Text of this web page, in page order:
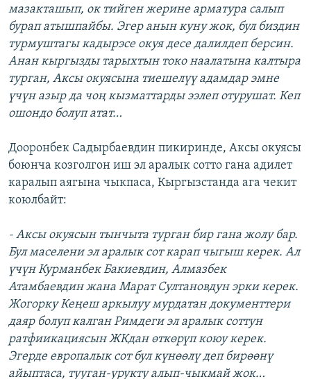
мазакташып, ок тийген жерине арматура салып
бурап атышпайбы. Эгер анын куну жок, бул биздин
турмуштагы кадырэсе окуя десе далилдеп берсин.
Анан кыргызды тарыхтын токо наалатына калтыра
турган, Аксы окуясына тиешелүү адамдар эмне
үчүн азыр да чоң кызматтарды ээлеп отурушат. Кеп
ошондо болуп атат…
Дооронбек Садырбаевдин пикиринде, Аксы окуясы
боюнча козголгон иш эл аралык сотто гана адилет
каралып аягына чыкпаса, Кыргызстанда ага чекит
коюлбайт:
- Аксы окуясын тынчыта турган бир гана жолу бар.
Бул маселени эл аралык сот карап чыгыш керек. Ал
үчүн Курманбек Бакиевдин, Алмазбек
Атамбаевдин жана Марат Султановдун эрки керек.
Жогорку Кеңеш аркылуу мурдатан документтери
даяр болуп калган Римдеги эл аралык соттун
ратфиикациясын ЖКдан өткөрүп коюу керек.
Эгерде европалык сот бул күнөөлү деп бирөөнү
айыптаса, тууган-урукту алып-чыкмай жок…